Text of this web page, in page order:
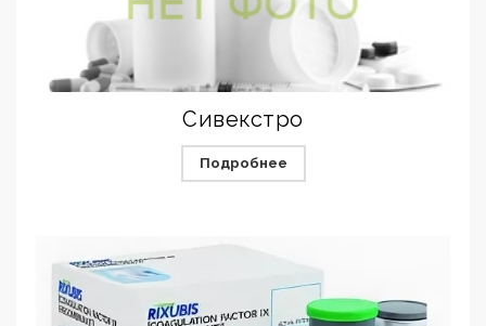
Сивекстро
Подробнее